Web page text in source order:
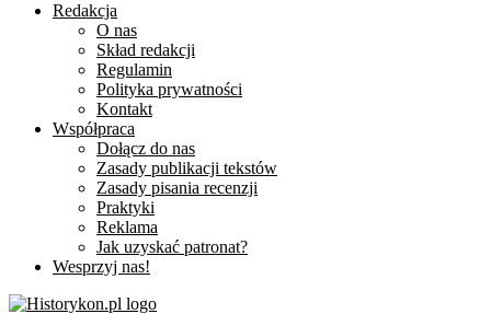
Redakcja
O nas
Skład redakcji
Regulamin
Polityka prywatności
Kontakt
Współpraca
Dołącz do nas
Zasady publikacji tekstów
Zasady pisania recenzji
Praktyki
Reklama
Jak uzyskać patronat?
Wesprzyj nas!